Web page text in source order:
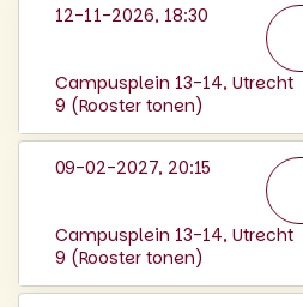
12-11-2026, 18:30
Campusplein 13-14, Utrecht
9 (Rooster tonen)
09-02-2027, 20:15
Campusplein 13-14, Utrecht
9 (Rooster tonen)